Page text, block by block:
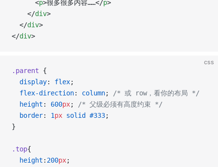
      <
p>很多很多内容……</p>
    </
div>
  </
div>
</div>
css
.parent {
  display
: flex;
  flex-direction
: column;
/* 或 row，看你的布局 */
  height
: 600px;
/* 父级必须有高度约束 */
  border
: 1px solid #333;
}
.top{
  height
: 200px;